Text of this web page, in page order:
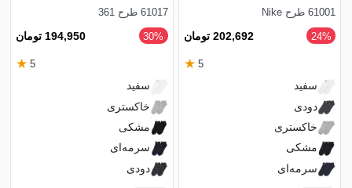
61001 طرح Nike
‎24% 202,692 تومان
5
★
سفید
دودی
خاکستری
مشکی
سرمه‌ای
61017 طرح 361
‎30% 194,950 تومان
5
★
سفید
خاکستری
مشکی
سرمه‌ای
دودی